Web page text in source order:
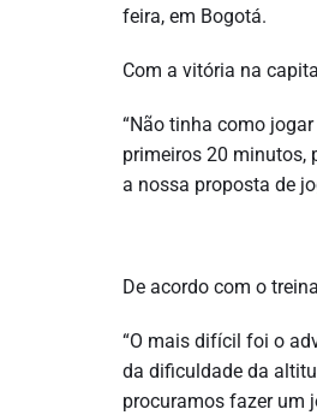
feira, em Bogotá.
Com a vitória na
“Não tinha como
primeiros 20 minutos,
a nossa proposta de
De acordo com o
“O mais difícil foi o
da dificuldade da
procuramos fazer um